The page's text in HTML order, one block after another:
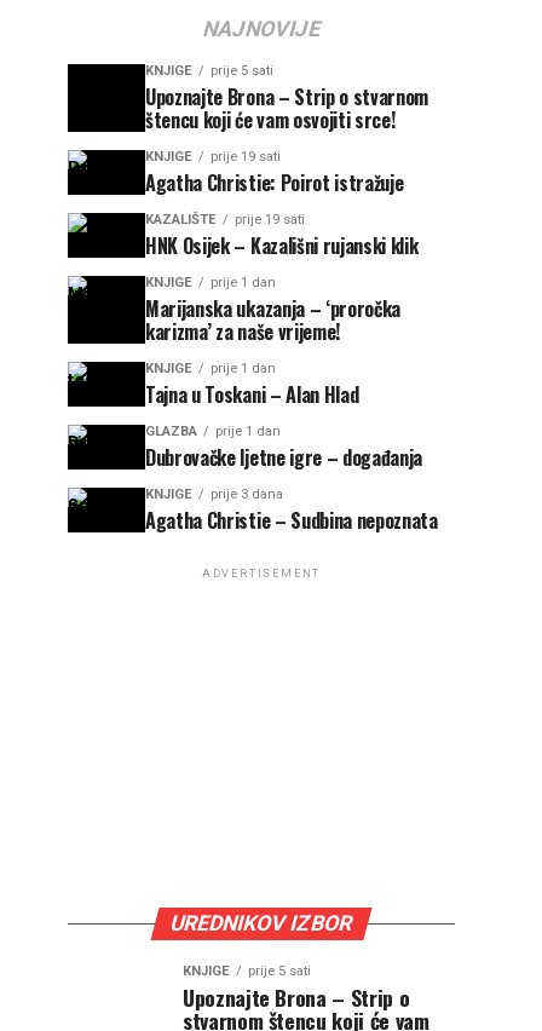
NAJNOVIJE
KNJIGE prije 5 sati
Upoznajte Brona – Strip o stvarnom
štencu koji će vam osvojiti srce!
KNJIGE prije 19 sati
Agatha Christie: Poirot istražuje
KAZALIŠTE prije 19 sati
HNK Osijek – Kazališni rujanski klik
KNJIGE prije 1 dan
Marijanska ukazanja – ‘proročka
karizma’ za naše vrijeme!
KNJIGE prije 1 dan
Tajna u Toskani – Alan Hlad
GLAZBA prije 1 dan
Dubrovačke ljetne igre – događanja
KNJIGE prije 3 dana
Agatha Christie – Sudbina nepoznata
ADVERTISEMENT
UREDNIKOV IZBOR
KNJIGE prije 5 sati
Upoznajte Brona – Strip o
stvarnom štencu koji će vam